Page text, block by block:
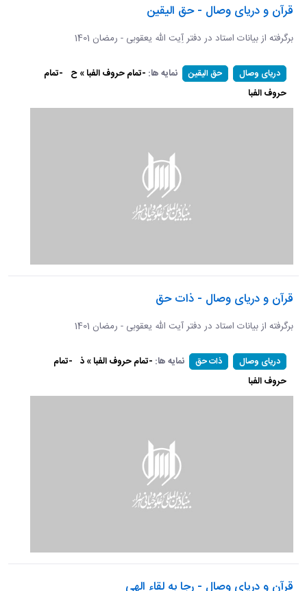
قرآن و دریای وصال - حق الیقین
برگرفته از بیانات استاد در دفتر آِیت الله یعقوبی - رمضان 1401
دریای وصال حق الیقین نمایه ها: -تمام حروف الفبا » ح -تمام
حروف الفبا
قرآن و دریای وصال - ذات حق
برگرفته از بیانات استاد در دفتر آیت الله یعقوبی - رمضان 1401
دریای وصال ذات حق نمایه ها: -تمام حروف الفبا » ذ -تمام
حروف الفبا
قرآن و دریای وصال - رجا به لقاء الهی